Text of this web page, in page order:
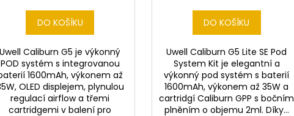
DO KOŠÍKU
Uwell Caliburn G5 je výkonný
POD systém s integrovanou
1600mAh, výkonem až
OLED displejem, plynulou
regulací airflow a třemi
cartridgemi v balení pro
DO KOŠÍKU
Uwell Caliburn G5 Lite SE Pod
System Kit je elegantní a
výkonný pod systém s baterií
1600mAh, výkonem až 35W a
cartridgí Caliburn GPP s bočním
plněním o objemu 2ml. Díky...